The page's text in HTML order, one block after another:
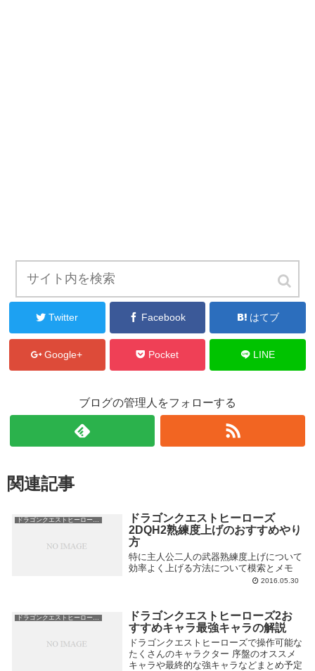
Twitter Facebook はてブ
Google+ Pocket LINE
ブログの管理人をフォローする
関連記事
ドラゴンクエストヒーローズ2
ドラゴンクエストヒーローズ
2DQH2熟練度上げのおすすめやり
方
特に主人公二人の武器熟練度上げについて
効率よく上げる方法について模索とメモ
2016.05.30
ドラゴンクエストヒーローズ2
ドラゴンクエストヒーローズ2お
すすめキャラ最強キャラの解説
ドラゴンクエストヒーローズで操作可能な
たくさんのキャラクター 序盤のオススメ
キャラや最終的な強キャラなどまとめ予定